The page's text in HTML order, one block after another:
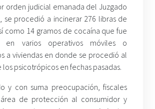
orden judicial emanada del Juzgado
se procedió a incinerar 276 libras de
como 14 gramos de cocaína que fue
en varios operativos móviles o
a viviendas en donde se procedió al
psicotrópicos en fechas pasadas.
y con suma preocupación, fiscales
de protección al consumidor y